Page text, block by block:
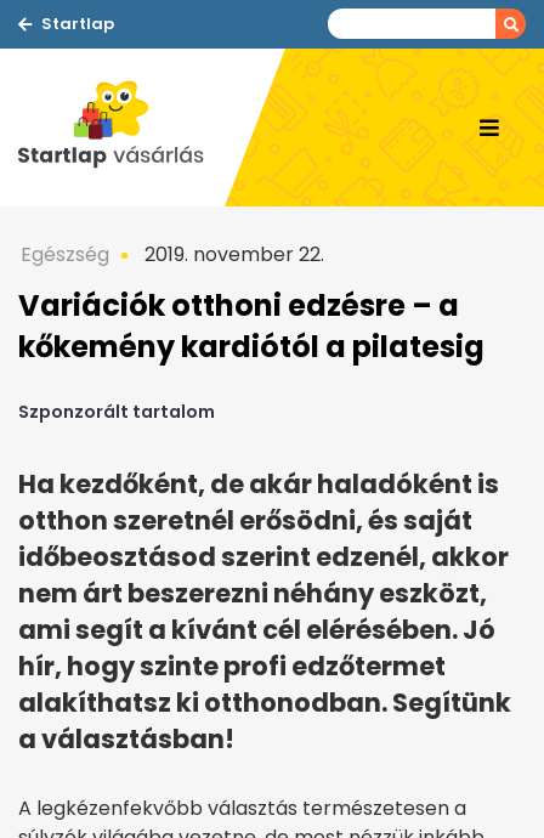
Startlap
Egészség 2019. november 22.
Variációk otthoni edzésre – a
kőkemény kardiótól a pilatesig
Szponzorált tartalom
Ha kezdőként, de akár haladóként is
otthon szeretnél erősödni, és saját
időbeosztásod szerint edzenél, akkor
nem árt beszerezni néhány eszközt,
ami segít a kívánt cél elérésében. Jó
hír, hogy szinte profi edzőtermet
alakíthatsz ki otthonodban. Segítünk
a választásban!
A legkézenfekvőbb választás természetesen a